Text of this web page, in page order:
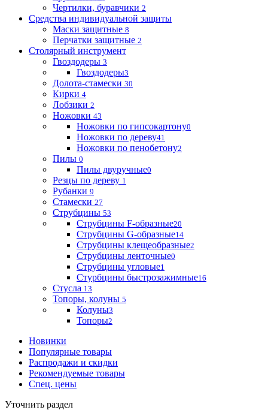
Чертилки, буравчики 2
Средства индивидуальной защиты
Маски защитные 8
Перчатки защитные 2
Столярный инструмент
Гвоздодеры 3
Гвоздодеры3
Долота-стамески 30
Кирки 4
Лобзики 2
Ножовки 43
Ножовки по гипсокартону0
Ножовки по дереву41
Ножовки по пенобетону2
Пилы 0
Пилы двуручные0
Резцы по дереву 1
Рубанки 9
Стамески 27
Струбцины 53
Струбцины F-образные20
Струбцины G-образные14
Струбцины клещеобразные2
Струбцины ленточные0
Струбцины угловые1
Стурбцины быстрозажимные16
Стусла 13
Топоры, колуны 5
Колуны3
Топоры2
Новинки
Популярные товары
Распродажи и скидки
Рекомендуемые товары
Спец. цены
Уточнить раздел